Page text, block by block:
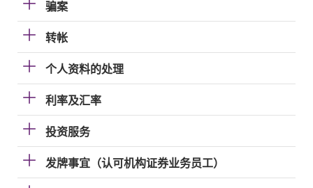
骗案
转帐
个人资料的处理
利率及汇率
投资服务
发牌事宜（认可机构证券业务员工）